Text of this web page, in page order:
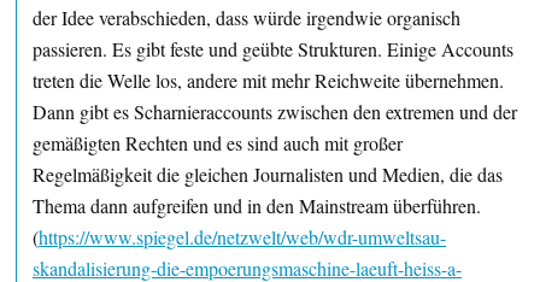
der Idee verabschieden, dass würde irgendwie organisch
passieren. Es gibt feste und geübte Strukturen. Einige Accounts
treten die Welle los, andere mit mehr Reichweite übernehmen.
Dann gibt es Scharnieraccounts zwischen den extremen und der
gemäßigten Rechten und es sind auch mit großer
Regelmäßigkeit die gleichen Journalisten und Medien, die das
Thema dann aufgreifen und in den Mainstream überführen.
(https://www.spiegel.de/netzwelt/web/wdr-umweltsau-
skandalisierung-die-empoerungsmaschine-laeuft-heiss-a-